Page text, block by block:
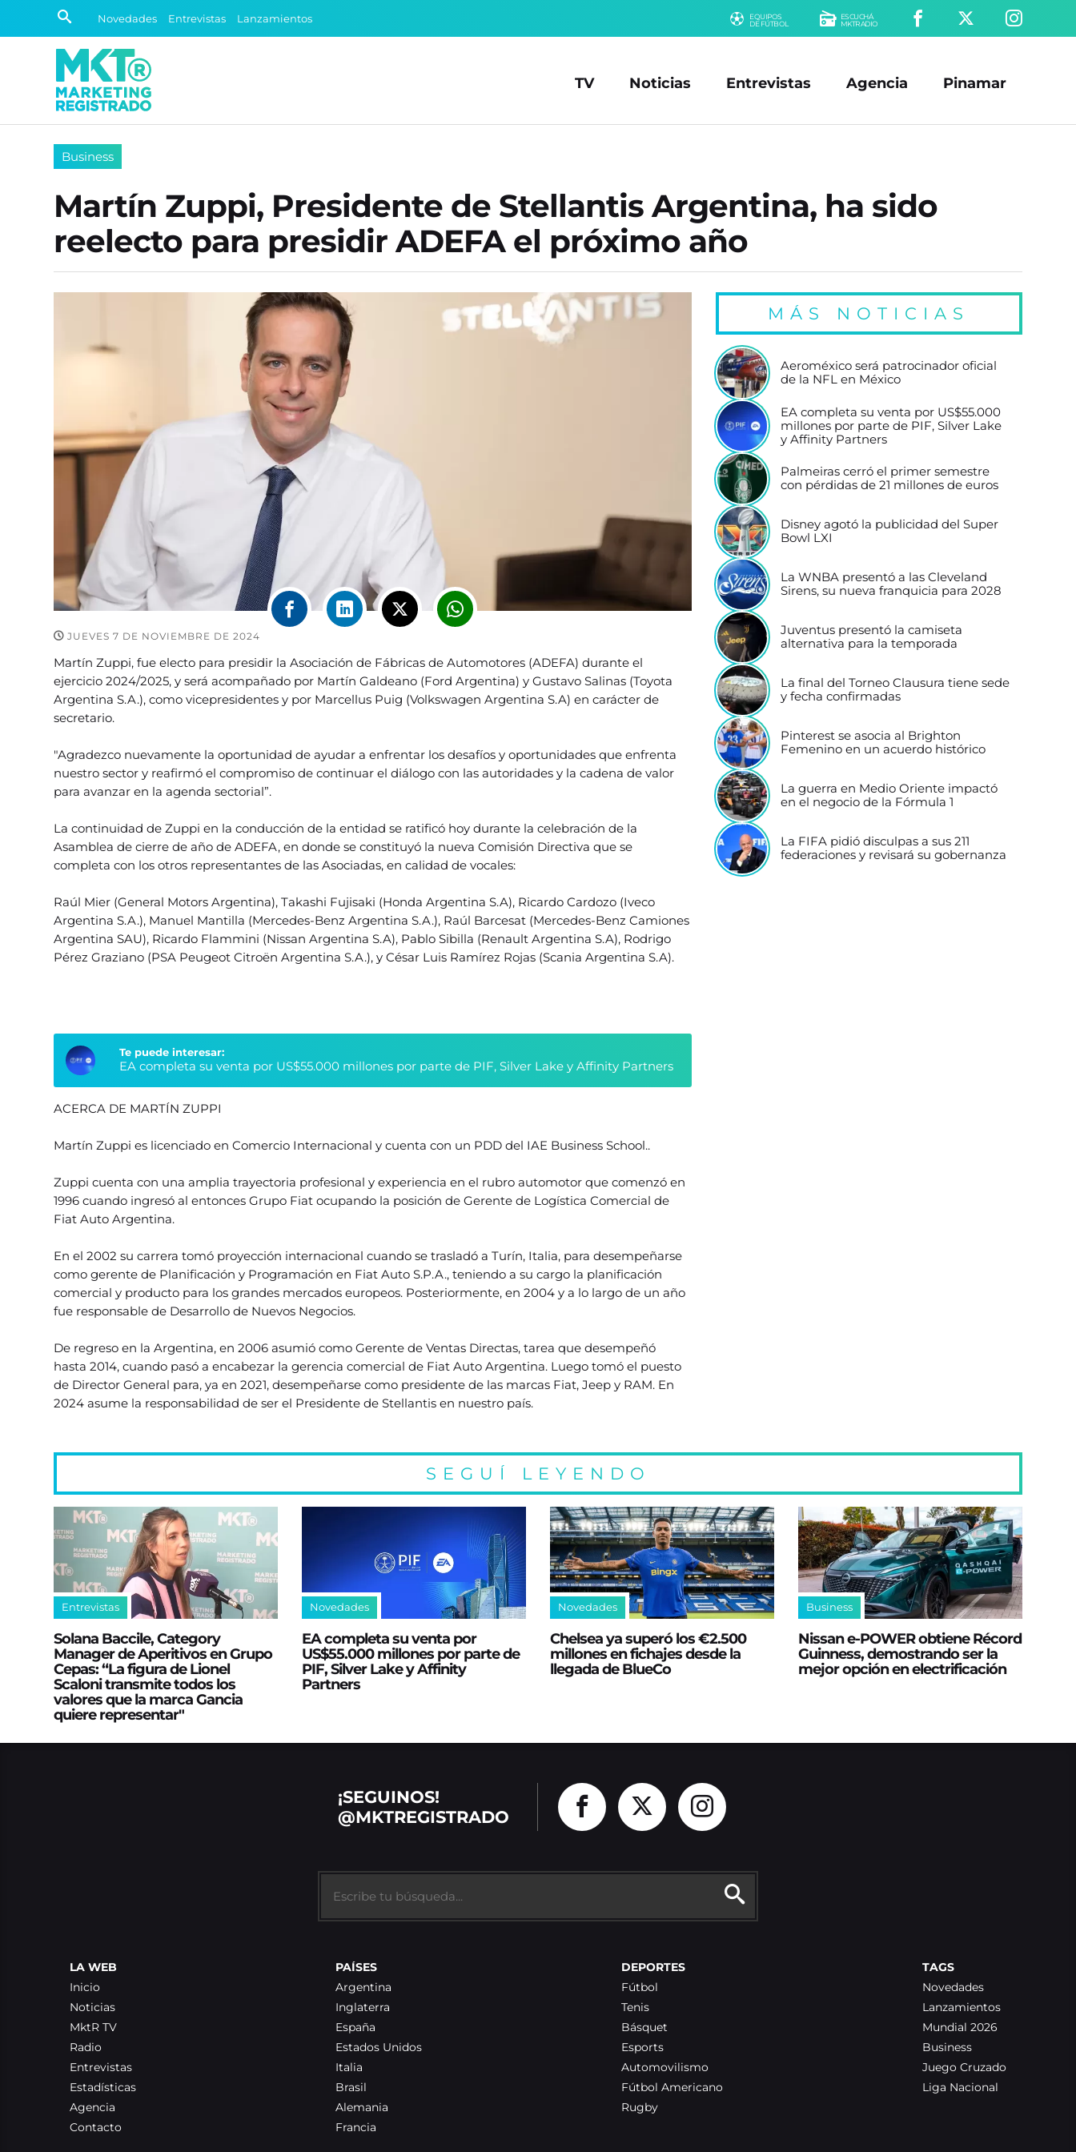
Novedades Entrevistas Lanzamientos
EQUIPOS
DE FÚTBOL
ESCUCHÁ
MKTRADIO
TV Noticias Entrevistas Agencia Pinamar
Business
Martín Zuppi, Presidente de Stellantis Argentina, ha sido
reelecto para presidir ADEFA el próximo año
JUEVES 7 DE NOVIEMBRE DE 2024
Martín Zuppi, fue electo para presidir la Asociación de Fábricas de Automotores (ADEFA) durante el
ejercicio 2024/2025, y será acompañado por Martín Galdeano (Ford Argentina) y Gustavo Salinas (Toyota
Argentina S.A.), como vicepresidentes y por Marcellus Puig (Volkswagen Argentina S.A) en carácter de
secretario.
"Agradezco nuevamente la oportunidad de ayudar a enfrentar los desafíos y oportunidades que enfrenta
nuestro sector y reafirmó el compromiso de continuar el diálogo con las autoridades y la cadena de valor
para avanzar en la agenda sectorial”.
La continuidad de Zuppi en la conducción de la entidad se ratificó hoy durante la celebración de la
Asamblea de cierre de año de ADEFA, en donde se constituyó la nueva Comisión Directiva que se
completa con los otros representantes de las Asociadas, en calidad de vocales:
Raúl Mier (General Motors Argentina), Takashi Fujisaki (Honda Argentina S.A), Ricardo Cardozo (Iveco
Argentina S.A.), Manuel Mantilla (Mercedes-Benz Argentina S.A.), Raúl Barcesat (Mercedes-Benz Camiones
Argentina SAU), Ricardo Flammini (Nissan Argentina S.A), Pablo Sibilla (Renault Argentina S.A), Rodrigo
Pérez Graziano (PSA Peugeot Citroën Argentina S.A.), y César Luis Ramírez Rojas (Scania Argentina S.A).
Te puede interesar:
EA completa su venta por US$55.000 millones por parte de PIF, Silver Lake y Affinity Partners
ACERCA DE MARTÍN ZUPPI
Martín Zuppi es licenciado en Comercio Internacional y cuenta con un PDD del IAE Business School..
Zuppi cuenta con una amplia trayectoria profesional y experiencia en el rubro automotor que comenzó en
1996 cuando ingresó al entonces Grupo Fiat ocupando la posición de Gerente de Logística Comercial de
Fiat Auto Argentina.
En el 2002 su carrera tomó proyección internacional cuando se trasladó a Turín, Italia, para desempeñarse
como gerente de Planificación y Programación en Fiat Auto S.P.A., teniendo a su cargo la planificación
comercial y producto para los grandes mercados europeos. Posteriormente, en 2004 y a lo largo de un año
fue responsable de Desarrollo de Nuevos Negocios.
De regreso en la Argentina, en 2006 asumió como Gerente de Ventas Directas, tarea que desempeñó
hasta 2014, cuando pasó a encabezar la gerencia comercial de Fiat Auto Argentina. Luego tomó el puesto
de Director General para, ya en 2021, desempeñarse como presidente de las marcas Fiat, Jeep y RAM. En
2024 asume la responsabilidad de ser el Presidente de Stellantis en nuestro país.
MÁS NOTICIAS
Aeroméxico será patrocinador oficial
de la NFL en México
EA completa su venta por US$55.000
millones por parte de PIF, Silver Lake
y Affinity Partners
Palmeiras cerró el primer semestre
con pérdidas de 21 millones de euros
Disney agotó la publicidad del Super
Bowl LXI
La WNBA presentó a las Cleveland
Sirens, su nueva franquicia para 2028
Juventus presentó la camiseta
alternativa para la temporada
La final del Torneo Clausura tiene sede
y fecha confirmadas
Pinterest se asocia al Brighton
Femenino en un acuerdo histórico
La guerra en Medio Oriente impactó
en el negocio de la Fórmula 1
La FIFA pidió disculpas a sus 211
federaciones y revisará su gobernanza
SEGUÍ LEYENDO
Entrevistas
Solana Baccile, Category
Manager de Aperitivos en Grupo
Cepas: “La figura de Lionel
Scaloni transmite todos los
valores que la marca Gancia
quiere representar"
Novedades
EA completa su venta por
US$55.000 millones por parte de
PIF, Silver Lake y Affinity
Partners
Novedades
Chelsea ya superó los €2.500
millones en fichajes desde la
llegada de BlueCo
Business
Nissan e‑POWER obtiene Récord
Guinness, demostrando ser la
mejor opción en electrificación
¡SEGUINOS!
@MKTREGISTRADO
LA WEB
Inicio
Noticias
MktR TV
Radio
Entrevistas
Estadísticas
Agencia
Contacto
PAÍSES
Argentina
Inglaterra
España
Estados Unidos
Italia
Brasil
Alemania
Francia
DEPORTES
Fútbol
Tenis
Básquet
Esports
Automovilismo
Fútbol Americano
Rugby
TAGS
Novedades
Lanzamientos
Mundial 2026
Business
Juego Cruzado
Liga Nacional